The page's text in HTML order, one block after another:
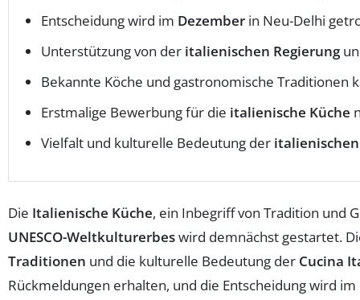
Entscheidung wird im Dezember in Neu-Delhi
Unterstützung von der italienischen Regierung
Bekannte Köche und gastronomische Traditionen
Erstmalige Bewerbung für die italienische Küche
Vielfalt und kulturelle Bedeutung der
Die Italienische Küche, ein Inbegriff von Tradition und
UNESCO-Weltkulturerbeswird demnächst gestartet.
Traditionen und die kulturelle Bedeutung der Cucina
Rückmeldungen erhalten, und die Entscheidung wird